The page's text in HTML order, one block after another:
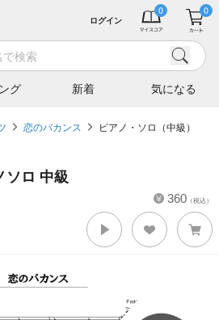
グ 新着 気になる
ログイン
恋のバカンス ピアノ・ソロ（中級）
ソロ 中級
360 （税込）